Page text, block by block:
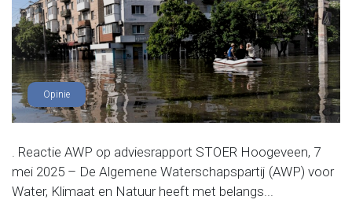
Opinie
. Reactie AWP op adviesrapport STOER Hoogeveen, 7
mei 2025 – De Algemene Waterschapspartij (AWP) voor
Water, Klimaat en Natuur heeft met belangs...